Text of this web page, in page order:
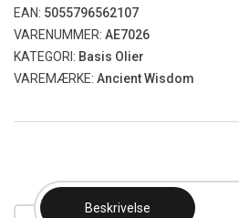
EAN: 5055796562107
VARENUMMER: AE7026
KATEGORI: Basis Olier
VAREMÆRKE: Ancient Wisdom
Beskrivelse